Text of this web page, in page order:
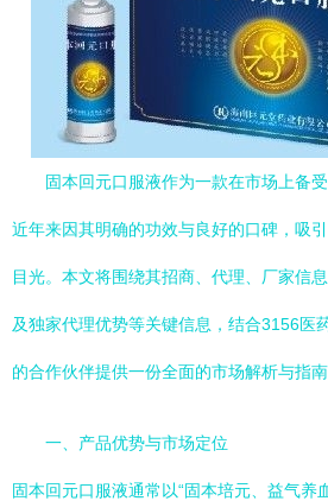
固本回元口服液作为一款在市场上备
近年来因其明确的功效与良好的口碑，吸
目光。本文将围绕其招商、代理、厂家信
及独家代理优势等关键信息，结合3156医
的合作伙伴提供一份全面的市场解析与指南
一、产品优势与市场定位
固本回元口服液通常以“固本培元、益气养